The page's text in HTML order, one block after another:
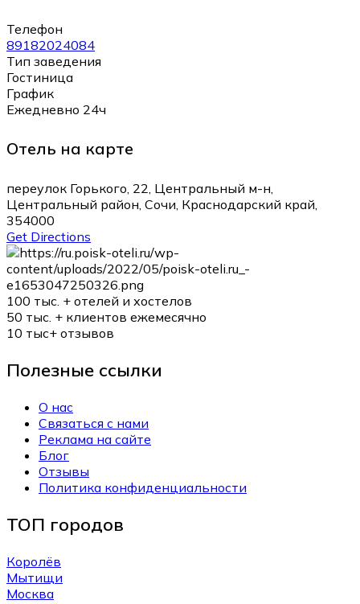
Телефон
89182024084
Тип заведения
Гостиница
График
Ежедневно 24ч
Отель на карте
переулок Горького, 22, Центральный м-н,
Центральный район, Сочи, Краснодарский край,
354000
Get Directions
100 тыс. + отелей и хостелов
50 тыс. + клиентов ежемесячно
10 тыс+ отзывов
Полезные ссылки
О нас
Связаться с нами
Реклама на сайте
Блог
Отзывы
Политика конфиденциальности
ТОП городов
Королёв
Мытищи
Москва